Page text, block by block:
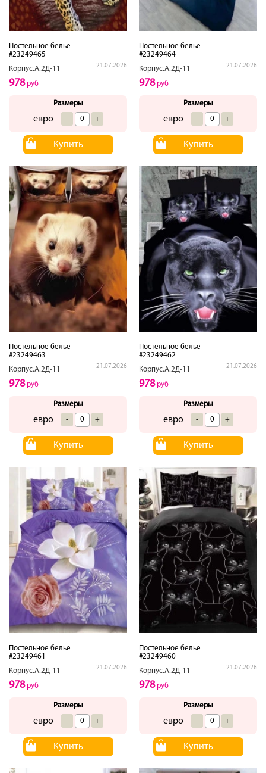
Постельное белье
#23249465
Корпус.А.2Д-11
21.07.2026
978руб
Размеры
евро - +
Купить
Постельное белье
#23249464
Корпус.А.2Д-11
21.07.2026
978руб
Размеры
евро - +
Купить
Постельное белье
#23249463
Корпус.А.2Д-11
21.07.2026
978руб
Размеры
евро - +
Купить
Постельное белье
#23249462
Корпус.А.2Д-11
21.07.2026
978руб
Размеры
евро - +
Купить
Постельное белье
#23249461
Корпус.А.2Д-11
21.07.2026
978руб
Размеры
евро - +
Купить
Постельное белье
#23249460
Корпус.А.2Д-11
21.07.2026
978руб
Размеры
евро - +
Купить